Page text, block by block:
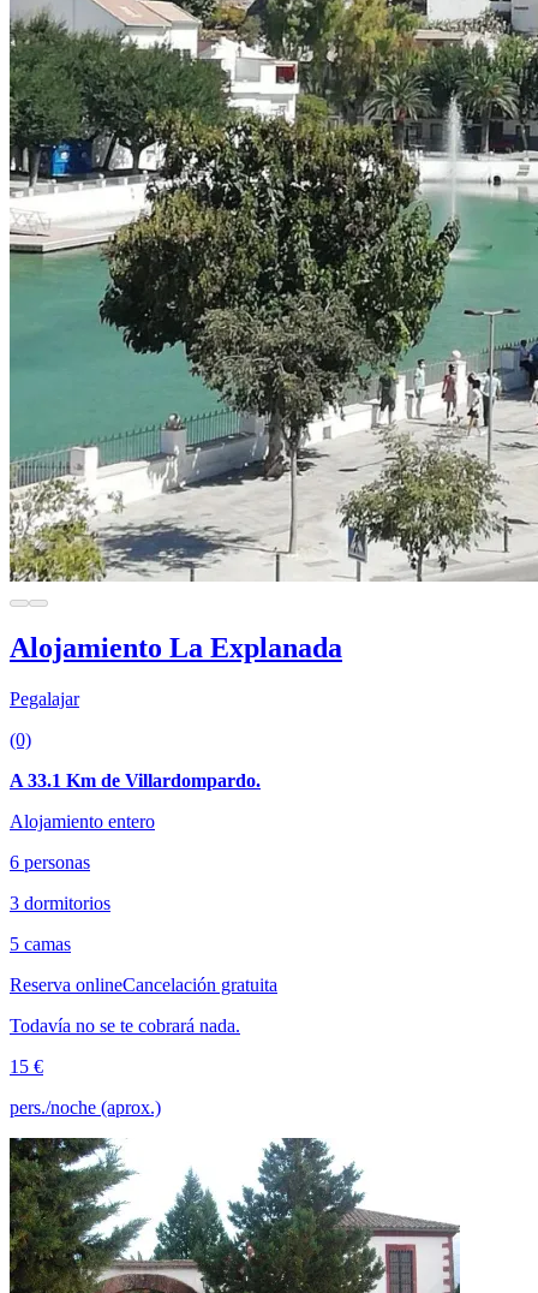
Alojamiento La Explanada
Pegalajar
(0)
A 33.1 Km de Villardompardo.
Alojamiento entero
6 personas
3 dormitorios
5 camas
Reserva onlineCancelación gratuita
Todavía no se te cobrará nada.
15 €
pers./noche (aprox.)